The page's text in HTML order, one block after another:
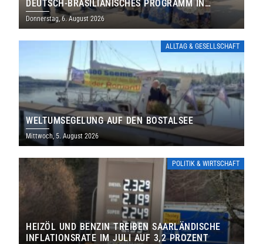
DEUTSCH-BRASILIANISCHES PROGRAMM IN
THOLEY
Donnerstag, 6. August 2026
ALLTAG & GESELLSCHAFT
WELTUMSEGELUNG AUF DEN BOSTALSEE
Mittwoch, 5. August 2026
POLITIK & WIRTSCHAFT
HEIZÖL UND BENZIN TREIBEN SAARLÄNDISCHE
INFLATIONSRATE IM JULI AUF 3,2 PROZENT